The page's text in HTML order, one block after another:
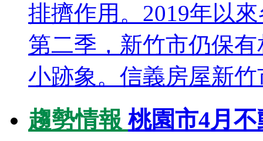
排擠作用。2019年以
第二季，新竹市仍保
小跡象。信義房屋新
趨勢情報桃園市4月